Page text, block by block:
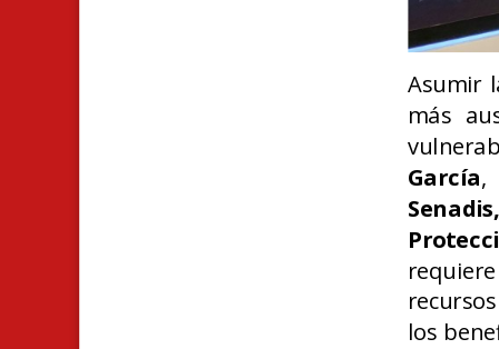
Asumir
más
García,
los